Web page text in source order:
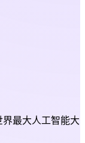
界最大人工智能大